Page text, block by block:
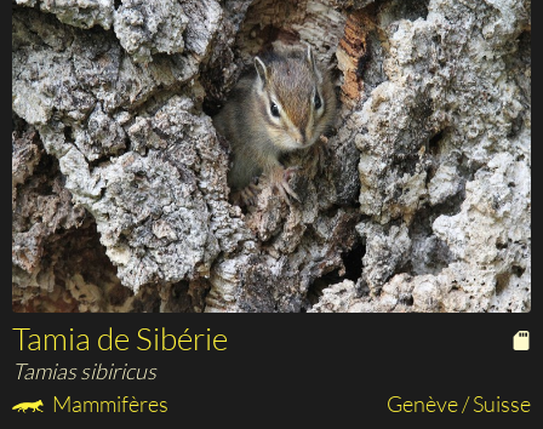
Tamia de Sibérie
Tamias sibiricus
Mammifères
Genève / Suisse